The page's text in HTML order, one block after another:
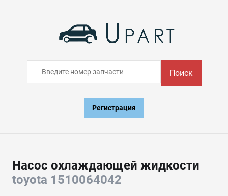
Поиск
Регистрация
Насос охлаждающей жидкости
toyota 1510064042